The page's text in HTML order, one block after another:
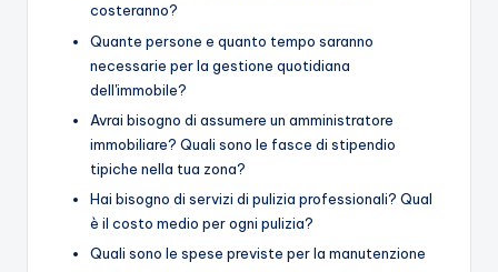
costeranno?
Quante persone e quanto tempo saranno
necessarie per la gestione quotidiana
dell'immobile?
Avrai bisogno di assumere un amministratore
immobiliare? Quali sono le fasce di stipendio
tipiche nella tua zona?
Hai bisogno di servizi di pulizia professionali? Qual
è il costo medio per ogni pulizia?
Quali sono le spese previste per la manutenzione